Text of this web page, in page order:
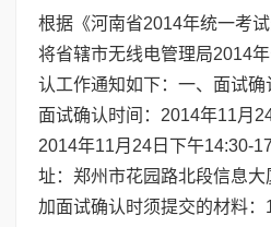
根据《河南省2014年统一考
将省辖市无线电管理局2014
认工作通知如下：一、面试确
面试确认时间：2014年11月
2014年11月24日下午14:30-
址：郑州市花园路北段信息
加面试确认时须提交的材料